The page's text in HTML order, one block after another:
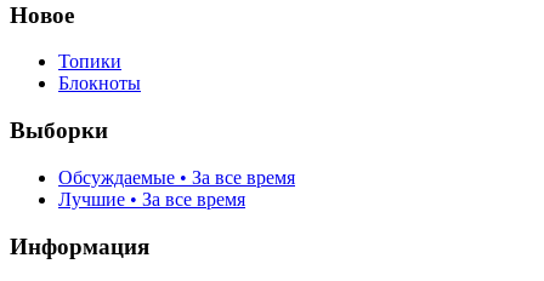
Новое
Топики
Блокноты
Выборки
Обсуждаемые • За все время
Лучшие • За все время
Информация